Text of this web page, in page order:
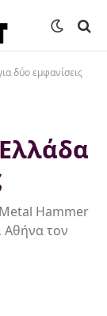
δύο εμφανίσεις
Hammer
Αθήνα τον